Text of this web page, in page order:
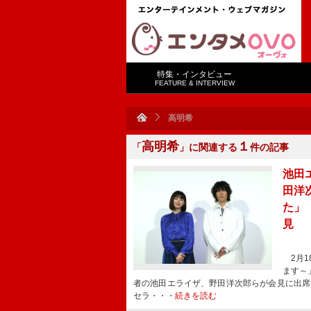
特集・インタビュー
FEATURE & INTERVIEW
高明希
「高明希 」に関連する １ 件の記事
池田
田洋
た」
見
2月
ます～
者の池田エライザ、野田洋次郎らが会見に出
セラ・・・ 続きを読む